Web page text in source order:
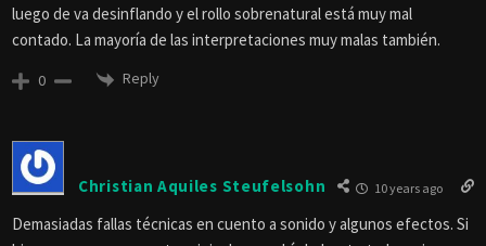
luego de va desinflando y el rollo sobrenatural está muy mal
contado. La mayoría de las interpretaciones muy malas también.
0 Reply
Christian Aquiles Steufelsohn 10 years ago
Demasiadas fallas técnicas en cuento a sonido y algunos efectos. Si